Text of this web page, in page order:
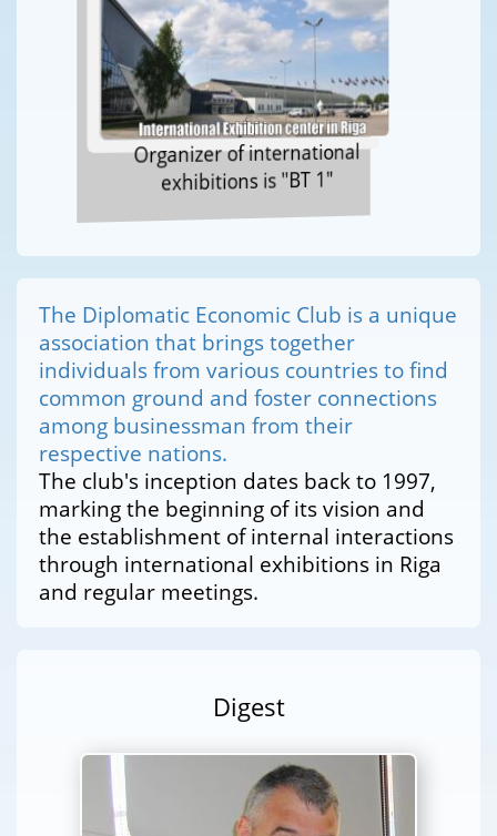
Organizer of international
exhibitions is "BT 1"
The Diplomatic Economic Club is a unique
association that brings together
individuals from various countries to find
common ground and foster connections
among businessman from their
respective nations.
The club's inception dates back to 1997,
marking the beginning of its vision and
the establishment of internal interactions
through international exhibitions in Riga
and regular meetings.
Digest